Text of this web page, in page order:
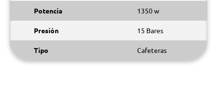
Potencia 1350 w
Presión 15 Bares
Tipo Cafeteras